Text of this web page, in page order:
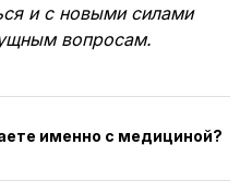
и с новыми силами
вопросам.
именно с медициной?